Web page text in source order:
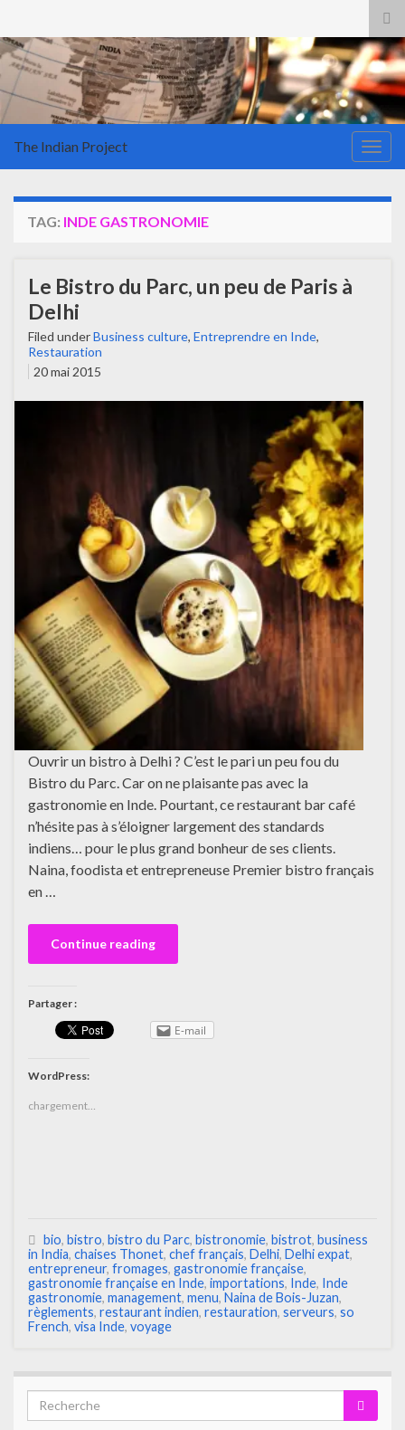
The Indian Project
TAG: INDE GASTRONOMIE
Le Bistro du Parc, un peu de Paris à
Delhi
Filed underBusiness culture, Entreprendre en Inde,
Restauration
20 mai 2015
Ouvrir un bistro à Delhi ? C’est le pari un peu fou du
Bistro du Parc. Car on ne plaisante pas avec la
gastronomie en Inde. Pourtant, ce restaurant bar café
n’hésite pas à s’éloigner largement des standards
indiens… pour le plus grand bonheur de ses clients.
Naina, foodista et entrepreneuse Premier bistro français
en …
Continue reading
Partager :
E-mail
WordPress:
chargement…
bio, bistro, bistro du Parc, bistronomie, bistrot, business
in India, chaises Thonet, chef français, Delhi, Delhi expat,
entrepreneur, fromages, gastronomie française,
gastronomie française en Inde, importations, Inde, Inde
gastronomie, management, menu, Naina de Bois-Juzan,
règlements, restaurant indien, restauration, serveurs, so
French, visa Inde, voyage